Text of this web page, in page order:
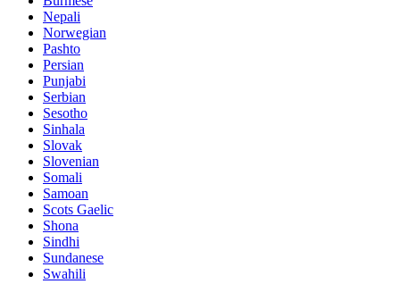
Nepali
Norwegian
Pashto
Persian
Punjabi
Serbian
Sesotho
Sinhala
Slovak
Slovenian
Somali
Samoan
Scots Gaelic
Shona
Sindhi
Sundanese
Swahili